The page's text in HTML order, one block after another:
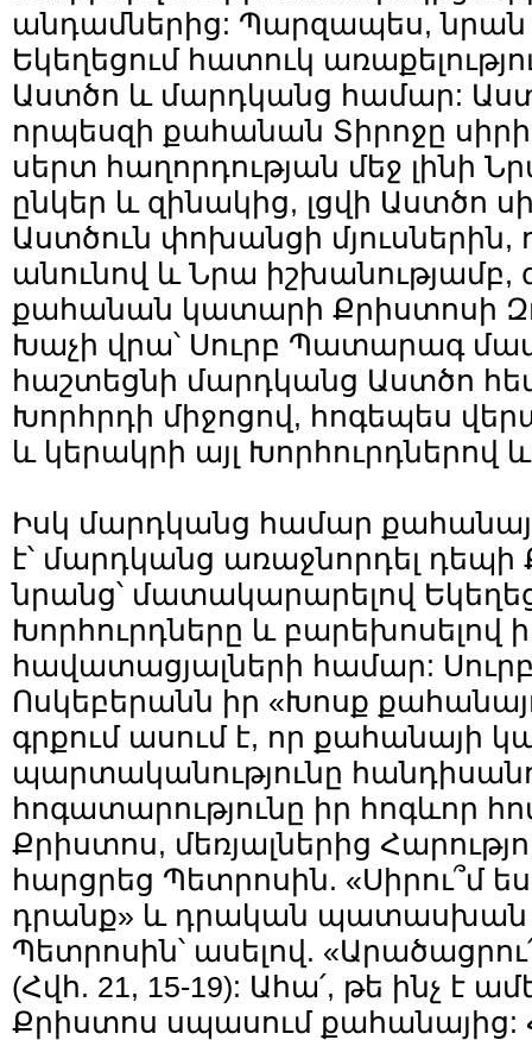
անդամներից: Պարզապես, նրան
Եկեղեցում հատուկ
Աստծո և մարդկանց համար:
որպեսզի քահանան Տիրոջը
սերտ հաղորդության մեջ լինի
ընկեր և զինակից, լցվի Աստծո
Աստծուն փոխանցի
անունով և Նրա իշխանությամբ,
քահանան կատարի Քրիստոսի
Խաչի վրա՝ Սուրբ Պատարագ
հաշտեցնի մարդկանց Աստծո
Խորհրդի միջոցով, հոգեպես
և կերակրի այլ Խորհուրդներով
Իսկ մարդկանց համար
է՝ մարդկանց առաջնորդել դեպի
նրանց՝ մատակարարելով
Խորհուրդները և բարեխոսելով
հավատացյալների համար:
Ոսկեբերանն իր «Խոսք
գրքում ասում է, որ քահանայի
պարտականությունը
հոգատարությունը իր հոգևոր
Քրիստոս, մեռյալներից
հարցրեց Պետրոսին. «Սիրու՞մ
դրանք» և դրական պատասխան
Պետրոսին՝ ասելով.
(Հվհ. 21, 15-19): Ահա՛, թե ինչ է
Քրիստոս սպասում